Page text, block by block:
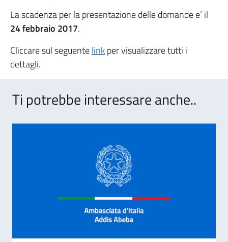
La scadenza per la presentazione delle domande e’ il
24 febbraio 2017.
Cliccare sul seguentelinkper visualizzare tutti i
dettagli.
Ti potrebbe interessare anche..